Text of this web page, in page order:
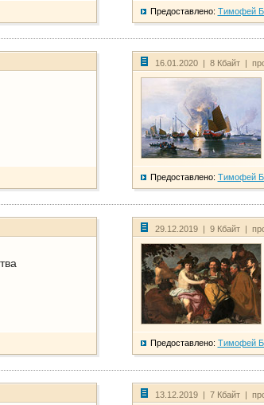
Предоставлено: Тимофей
16.01.2020 | 8 Кбайт |
Предоставлено: Тимофей
29.12.2019 | 9 Кбайт |
Предоставлено: Тимофей
13.12.2019 | 7 Кбайт |